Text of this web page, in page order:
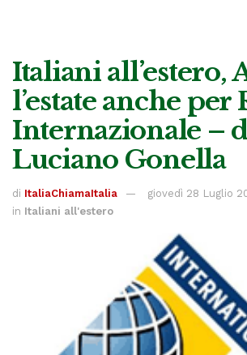
Italiani all’estero,
l’estate anche per
Internazionale –
Luciano Gonella
di ItaliaChiamaItalia
giovedì 28 Luglio
in Italiani all'estero